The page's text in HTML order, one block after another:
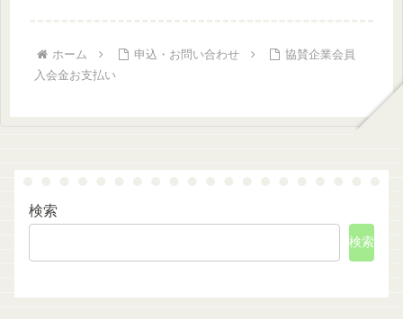
ホーム 申込・お問い合わせ
協賛企業会員
入会金お支払い
検索
検索